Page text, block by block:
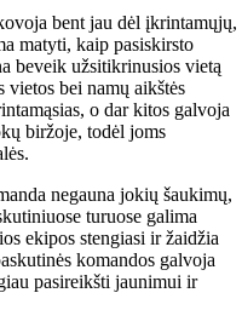
bent jau dėl įkrintamųjų,
matyti, kaip pasiskirsto
beveik užsitikrinusios vietą
vietos bei namų aikštės
o dar kitos galvoja
biržoje, todėl joms
negauna jokių šaukimų,
turuose galima
ekipos stengiasi ir žaidžia
komandos galvoja
pasireikšti jaunimui ir